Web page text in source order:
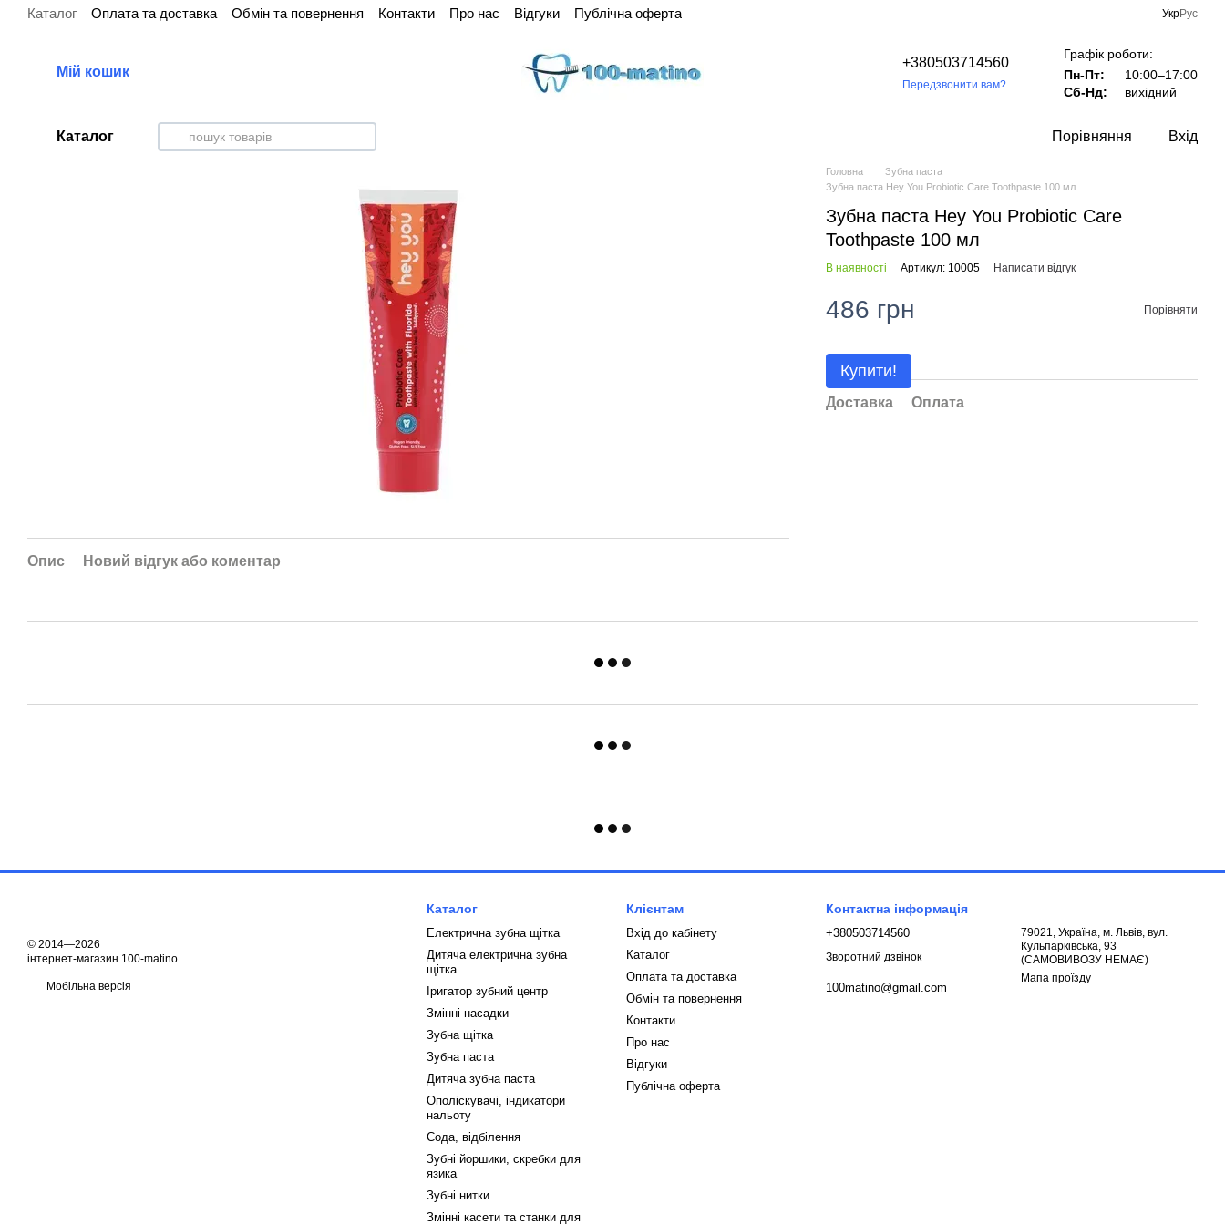
Перейти до основного контенту
Каталог Оплата та доставка Обмін та повернення Контакти Про нас Відгуки Публічна оферта УкрРус
Мій кошик
+380503714560
Передзвонити вам?
Графік роботи:
Пн-Пт:
10:00–17:00
Сб-Нд:
вихідний
Каталог Порівняння Вхід
Опис Новий відгук або коментар
Головна
Зубна паста
Зубна паста Hey You Probiotic Care Toothpaste 100 мл
Зубна паста Hey You Probiotic Care
Toothpaste 100 мл
В наявності Артикул: 10005 Написати відгук
486 грн Порівняти
Купити!
Доставка Оплата
© 2014—2026
інтернет-магазин 100-matino
Мобільна версія
Каталог
Електрична зубна щітка
Дитяча електрична зубна
щітка
Іригатор зубний центр
Змінні насадки
Зубна щітка
Зубна паста
Дитяча зубна паста
Ополіскувачі, індикатори
нальоту
Сода, відбілення
Зубні йоршики, скребки для
язика
Зубні нитки
Змінні касети та станки для
Клієнтам
Вхід до кабінету
Каталог
Оплата та доставка
Обмін та повернення
Контакти
Про нас
Відгуки
Публічна оферта
Контактна інформація
+380503714560
Зворотний дзвінок
100matino@gmail.com
79021, Україна, м. Львів, вул.
Кульпарківська, 93
(САМОВИВОЗУ НЕМАЄ)
Мапа проїзду